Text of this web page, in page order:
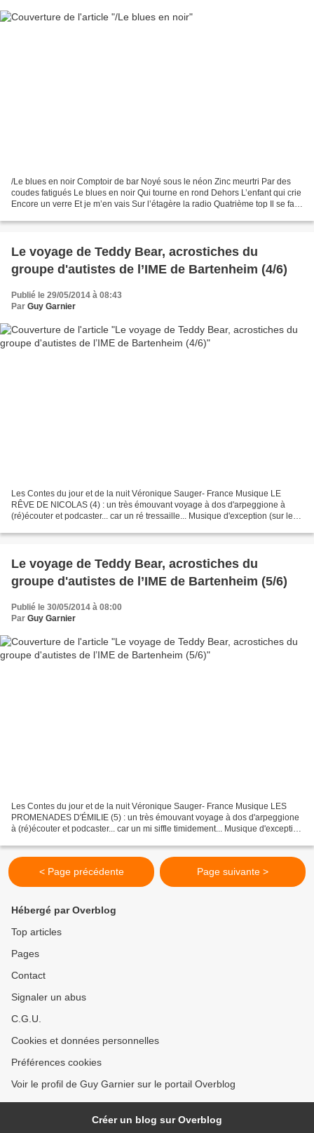
/Le blues en noir Comptoir de bar Noyé sous le néon Zinc meurtri Par des
coudes fatigués Le blues en noir Qui tourne en rond Dehors L’enfant qui crie
Encore un verre Et je m’en vais Sur l’étagère la radio Quatrième top Il se fait
Le voyage de Teddy Bear, acrostiches du
groupe d'autistes de l’IME de Bartenheim (4/6)
Publié le 29/05/2014 à 08:43
Par Guy Garnier
Les Contes du jour et de la nuit Véronique Sauger- France Musique LE
RÊVE DE NICOLAS (4) : un très émouvant voyage à dos d'arpeggione à
(ré)écouter et podcaster... car un ré tressaille... Musique d'exception (sur le
Le voyage de Teddy Bear, acrostiches du
groupe d'autistes de l’IME de Bartenheim (5/6)
Publié le 30/05/2014 à 08:00
Par Guy Garnier
Les Contes du jour et de la nuit Véronique Sauger- France Musique LES
PROMENADES D'ÉMILIE (5) : un très émouvant voyage à dos d'arpeggione
à (ré)écouter et podcaster... car un mi siffle timidement... Musique d'exception
< Page précédente Page suivante >
Hébergé par Overblog
Top articles
Pages
Contact
Signaler un abus
C.G.U.
Cookies et données personnelles
Préférences cookies
Voir le profil de Guy Garnier sur le portail Overblog
Créer un blog sur Overblog